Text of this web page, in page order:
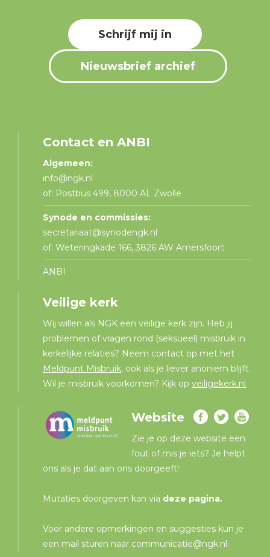
Schrijf mij in
Nieuwsbrief archief
Contact en ANBI
Algemeen:
info@ngk.nl
of: Postbus 499, 8000 AL Zwolle
Synode en commissies:
secretariaat@synodengk.nl
of: Weteringkade 166, 3826 AW Amersfoort
ANBI
Veilige kerk
Wij willen als NGK een veilige kerk zijn. Heb jij
problemen of vragen rond (seksueel) misbruik in
kerkelijke relaties? Neem contact op met het
Meldpunt Misbruik, ook als je liever anoniem blijft.
Wil je misbruik voorkomen? Kijk opveiligekerk.nl.
Website
Zie je op deze website een
fout of mis je iets? Je helpt
ons als je dat aan ons doorgeeft!
Mutaties doorgeven kan via deze pagina.
Voor andere opmerkingen en suggesties kun je
een mail sturen naar communicatie@ngk.nl.